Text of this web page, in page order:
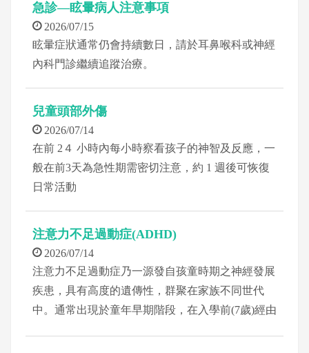
急診—眩暈病人注意事項
2026/07/15
眩暈症狀通常仍會持續數日，請於耳鼻喉科或神經
內科門診繼續追蹤治療。
兒童頭部外傷
2026/07/14
在前 2４ 小時內每小時察看孩子的神智及反應，一
般在前3天為急性期需密切注意，約 1 週後可恢復
日常活動
注意力不足過動症(ADHD)
2026/07/14
注意力不足過動症乃一源發自孩童時期之神經發展
疾患，具有高度的遺傳性，群聚在家族不同世代
中。通常出現於童年早期階段，在入學前(7歲)經由